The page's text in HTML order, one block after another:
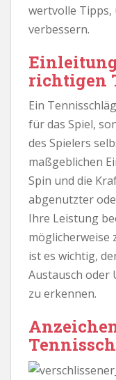
wertvolle Tipps,
verbessern.
richtigen
Ein
für das Spiel,
des Spielers
maßgeblichen
Spin und die
abgenutzter
Ihre Leistung
möglicherweise
ist es wichtig,
Austausch oder
zu erkennen.